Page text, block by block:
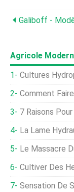
Agricole
Cultures
Comment Faire
7 Raisons Pour
La Lame Hydraulique
Le Massacre Du Micro-
Cultiver Des Herbes
Sensation De